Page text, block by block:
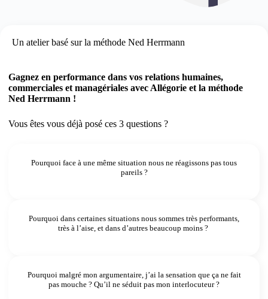
Un atelier basé sur la méthode Ned Herrmann
Gagnez en performance dans vos relations humaines,
commerciales et managériales avec Allégorie et la méthode
Ned Herrmann !
Vous êtes vous déjà posé ces 3 questions ?
Pourquoi face à une même situation nous ne réagissons pas tous
pareils ?
Pourquoi dans certaines situations nous sommes très performants,
très à l’aise, et dans d’autres beaucoup moins ?
Pourquoi malgré mon argumentaire, j’ai la sensation que ça ne fait
pas mouche ? Qu’il ne séduit pas mon interlocuteur ?